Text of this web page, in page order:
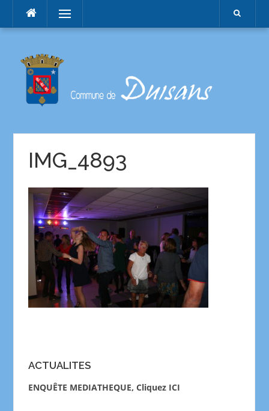
Menu
IMG_4893
ACTUALITES
ENQUÊTE MEDIATHEQUE, Cliquez ICI